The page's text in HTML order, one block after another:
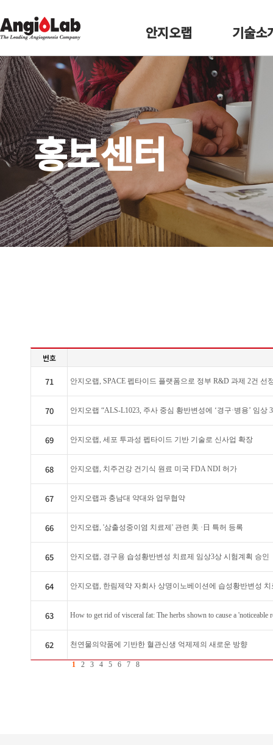
안지오랩 기술소
홍보센터
번호
71 안지오랩, SPACE 펩타이드 플랫폼으로 정부 R&D 과제 2건 선
70 안지오랩 “ALS-L1023, 주사 중심 황반변성에 ‘경구·병용’ 임상
69 안지오랩, 세포 투과성 펩타이드 기반 기술로 신사업 확장
68 안지오랩, 치주건강 건기식 원료 미국 FDA NDI 허가
67 안지오랩과 충남대 약대와 업무협약
66 안지오랩, '삼출성중이염 치료제' 관련 美 ·日 특허 등록
65 안지오랩, 경구용 습성황반변성 치료제 임상3상 시험계획 승인
64 안지오랩, 한림제약 자회사 상명이노베이션에 습성황반변성
63 How to get rid of visceral fat: The herbs shown to cause a 'noticeable
62 천연물의약품에 기반한 혈관신생 억제제의 새로운 방향
1 2 3 4 5 6 7 8